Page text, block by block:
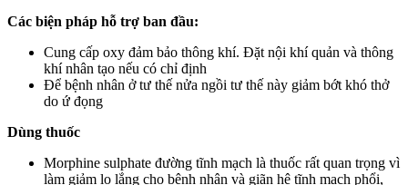
Các biện pháp hỗ trợ ban đầu:
Cung cấp oxy đảm bảo thông khí. Đặt nội khí quản và thông
khí nhân tạo nếu có chỉ định
Để bệnh nhân ở tư thế nửa ngồi tư thế này giảm bớt khó thở
do ứ đọng
Dùng thuốc
Morphine sulphate đường tĩnh mạch là thuốc rất quan trọng vì
làm giảm lo lắng cho bệnh nhân và giãn hệ tĩnh mạch phổi,